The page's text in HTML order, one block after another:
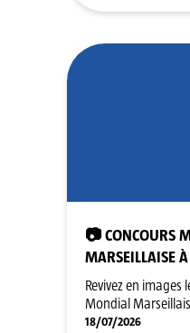
📷 CONCOURS
MARSEILLAISE
Revivez en images
Mondial
18/07/2026